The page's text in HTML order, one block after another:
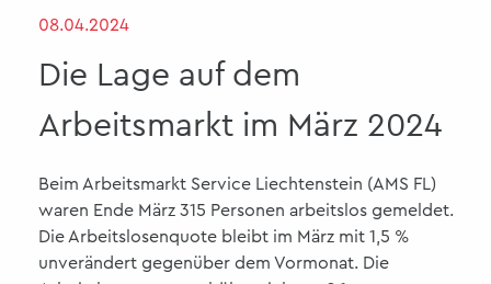
08.04.2024
Die Lage auf dem
Arbeitsmarkt im März 2024
Beim Arbeitsmarkt Service Liechtenstein (AMS FL)
waren Ende März 315 Personen arbeitslos gemeldet.
Die Arbeitslosenquote bleibt im März mit 1,5 %
unverändert gegenüber dem Vormonat. Die